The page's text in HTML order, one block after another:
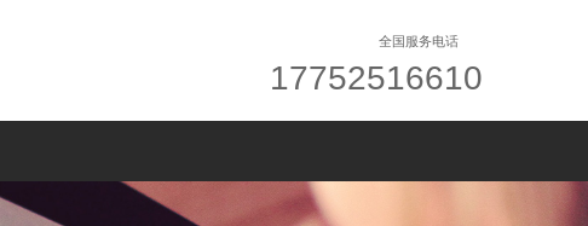
全国服务电话
17752516610